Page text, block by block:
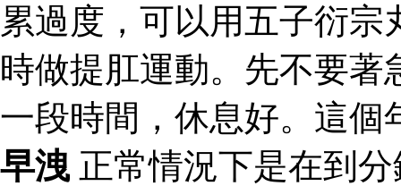
累過度，可以用五子衍
時做提肛運動。先不要
一段時間，休息好。這
早洩 正常情況下是在到